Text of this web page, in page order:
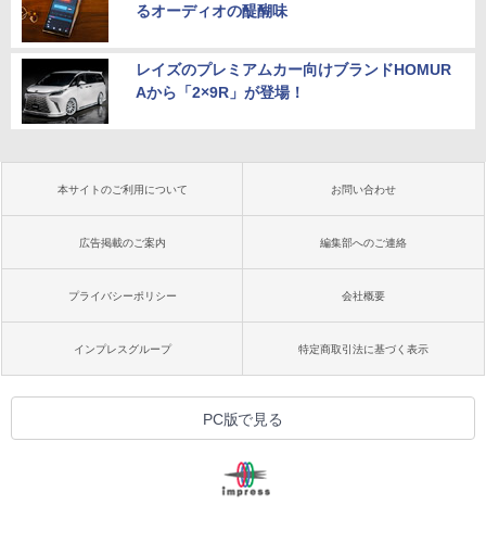
るオーディオの醍醐味
レイズのプレミアムカー向けブランドHOMUR
Aから「2×9R」が登場！
本サイトのご利用について お問い合わせ
広告掲載のご案内 編集部へのご連絡
プライバシーポリシー 会社概要
インプレスグループ 特定商取引法に基づく表示
PC版で見る